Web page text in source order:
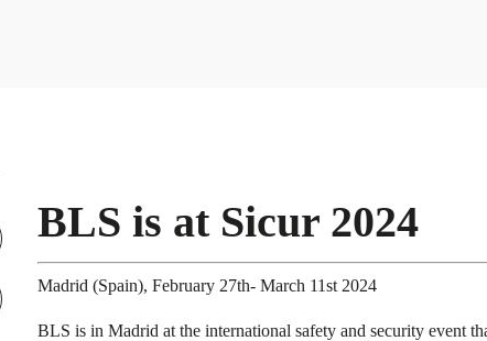
BLS is at Sicur 2024
Madrid (Spain), February 27th- March 11st 2024
BLS is in Madrid at the international safety and security event